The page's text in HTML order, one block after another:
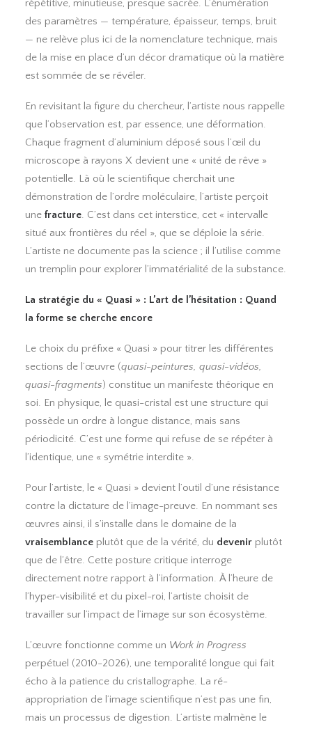
répétitive, minutieuse, presque sacrée. L’énumération
des paramètres — température, épaisseur, temps, bruit
— ne relève plus ici de la nomenclature technique, mais
de la mise en place d’un décor dramatique où la matière
est sommée de se révéler.
En revisitant la figure du chercheur, l’artiste nous rappelle
que l’observation est, par essence, une déformation.
Chaque fragment d’aluminium déposé sous l’œil du
microscope à rayons X devient une « unité de rêve »
potentielle. Là où le scientifique cherchait une
démonstration de l’ordre moléculaire, l’artiste perçoit
une fracture. C’est dans cet interstice, cet « intervalle
situé aux frontières du réel », que se déploie la série.
L’artiste ne documente pas la science ; il l’utilise comme
un tremplin pour explorer l’immatérialité de la substance.
La stratégie du « Quasi » : L’art de l’hésitation : Quand
la forme se cherche encore
Le choix du préfixe « Quasi » pour titrer les différentes
sections de l’œuvre (quasi-peintures, quasi-vidéos,
quasi-fragments) constitue un manifeste théorique en
soi. En physique, le quasi-cristal est une structure qui
possède un ordre à longue distance, mais sans
périodicité. C’est une forme qui refuse de se répéter à
l’identique, une « symétrie interdite ».
Pour l’artiste, le « Quasi » devient l’outil d’une résistance
contre la dictature de l’image-preuve. En nommant ses
œuvres ainsi, il s’installe dans le domaine de la
vraisemblance plutôt que de la vérité, du devenir plutôt
que de l’être. Cette posture critique interroge
directement notre rapport à l’information. À l’heure de
l’hyper-visibilité et du pixel-roi, l’artiste choisit de
travailler sur l’impact de l’image sur son écosystème.
L’œuvre fonctionne comme un Work in Progress
perpétuel (2010-2026), une temporalité longue qui fait
écho à la patience du cristallographe. La ré-
appropriation de l’image scientifique n’est pas une fin,
mais un processus de digestion. L’artiste malmène le